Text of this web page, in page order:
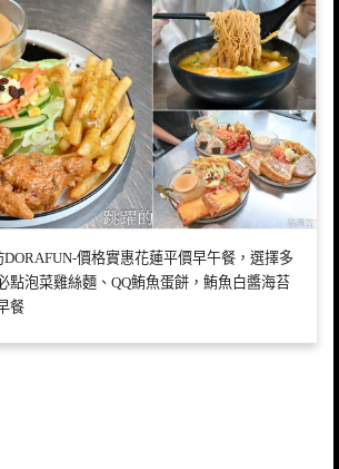
價格實惠花蓮平價早午餐，選擇多
點泡菜雞絲麵、QQ鮪魚蛋餅，鮪魚白醬海苔
餐